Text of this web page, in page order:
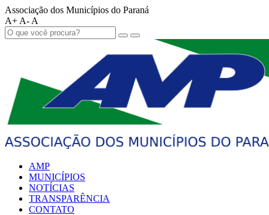
Associação dos Municípios do Paraná
A+ A- A
AMP
MUNICÍPIOS
NOTÍCIAS
TRANSPARÊNCIA
CONTATO